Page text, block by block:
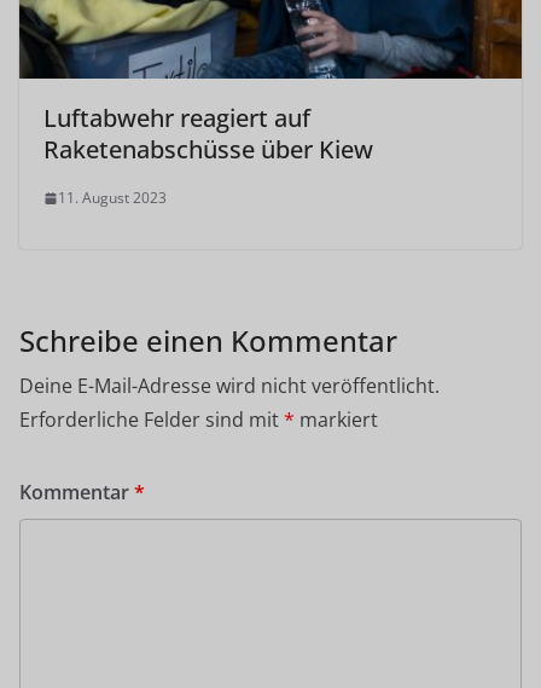
Luftabwehr reagiert auf
Raketenabschüsse über Kiew
11. August 2023
Schreibe einen Kommentar
Deine E-Mail-Adresse wird nicht veröffentlicht.
Erforderliche Felder sind mit* markiert
Kommentar*